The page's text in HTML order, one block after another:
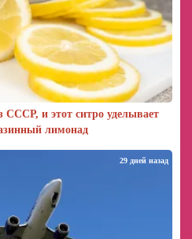
СССР, и этот ситро уделывает
лимонад
29 дней назад